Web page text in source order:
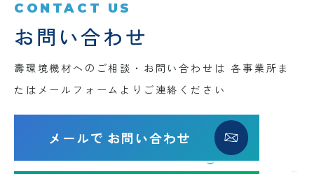
CONTACT US
お問い合わせ
壽環境機材へのご相談・お問い合わせは 各事業所ま
たはメールフォームよりご連絡ください
メールで お問い合わせ